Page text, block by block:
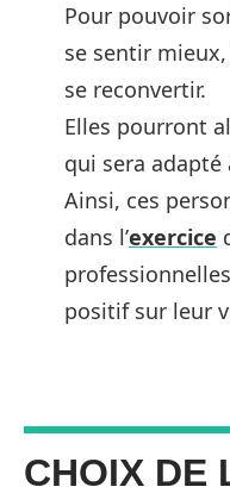
Pour pouvoir
se sentir
se reconvertir.
Elles pourront
qui sera
Ainsi, ces
dans l’exercice
positif sur leur
CHOIX DE